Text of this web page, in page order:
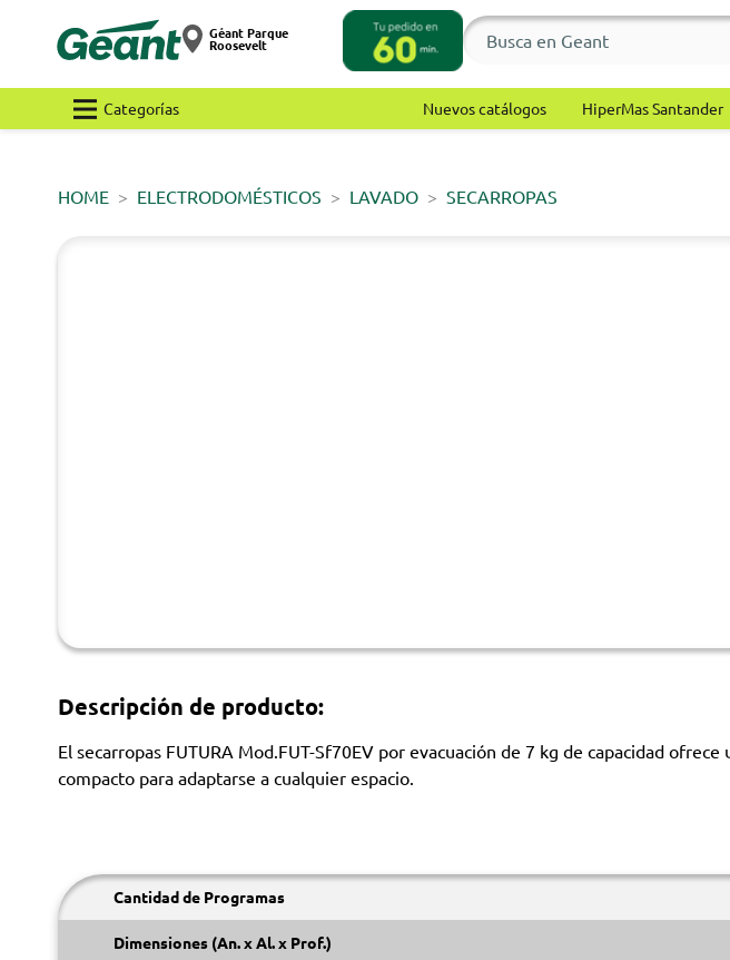
Géant Parque
Roosevelt
Categorías Nuevos catálogos HiperMas Santander
HOME ELECTRODOMÉSTICOS LAVADO SECARROPAS
Descripción de producto:
El secarropas FUTURA Mod.FUT-Sf70EV por evacuación de 7 kg de capacidad
compacto para adaptarse a cualquier espacio.
Cantidad de Programas
Dimensiones (An. x Al. x Prof.)